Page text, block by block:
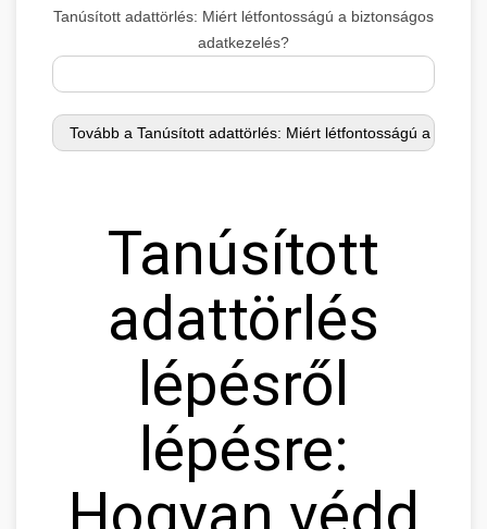
Tanúsított adattörlés: Miért létfontosságú a biztonságos
adatkezelés?
Tanúsított
adattörlés
lépésről
lépésre:
Hogyan védd